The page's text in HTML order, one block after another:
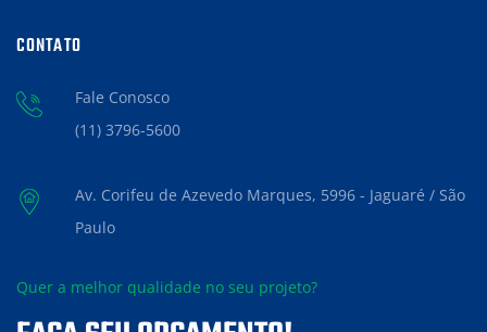
CONTATO
Fale Conosco
(11) 3796-5600
Av. Corifeu de Azevedo Marques, 5996 - Jaguaré / São
Paulo
Quer a melhor qualidade no seu projeto?